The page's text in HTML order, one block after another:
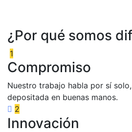
¿Por qué somos
1
Compromiso
Nuestro trabajo habla por sí
depositada en buenas manos.
2
Innovación